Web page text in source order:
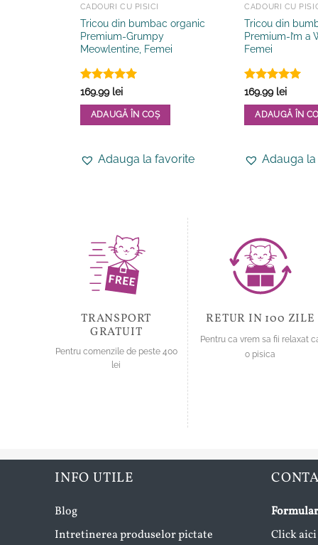
CADOURI CU PISICI
Tricou din bumbac organic
Premium-Grumpy
Meowlentine, Femei
Evaluat la
169.99 lei
ADAUGĂ ÎN COȘ
are
pot
alese
pagina
produsului.
Adauga la favorite
CADOURI CU
Tricou din
Premium-I’m a
Femei
Evaluat la
169.99 lei
ADAUGĂ ÎN
are
pot
fi
în
pagina
Adauga
TRANSPORT
GRATUIT
Pentru comenzile de peste 400
lei
RETUR IN 100 ZILE
Pentru ca vrem sa fii relaxat
o pisica
INFO UTILE
Blog
Intretinerea produselor pictate
Click aici